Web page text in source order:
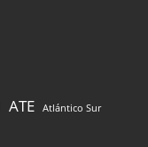
ATE Atlántico Sur